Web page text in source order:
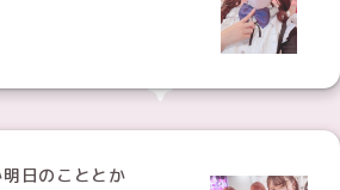
日のこととか